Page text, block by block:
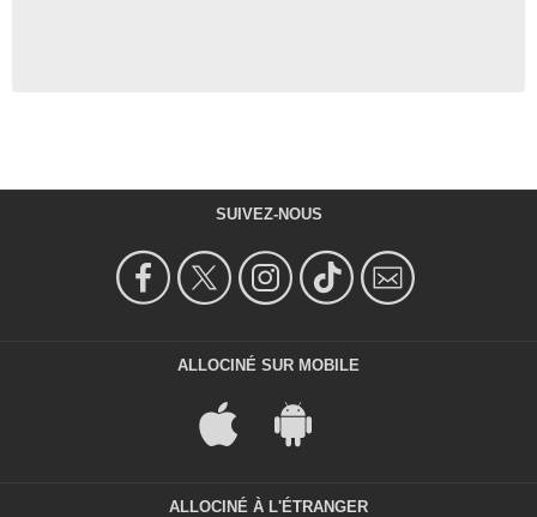
SUIVEZ-NOUS
ALLOCINÉ SUR MOBILE
ALLOCINÉ À L'ÉTRANGER